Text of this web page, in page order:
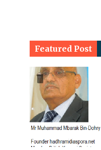
Featured Post